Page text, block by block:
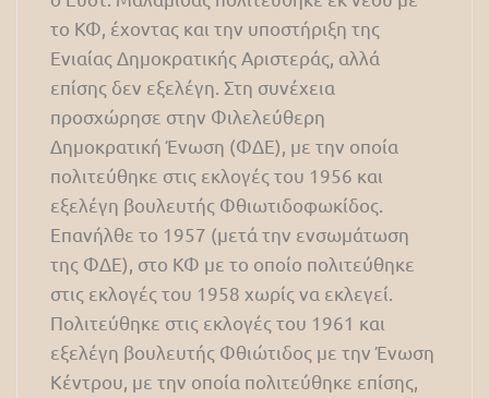
το ΚΦ, έχοντας και την υποστήριξη της
Ενιαίας Δημοκρατικής Αριστεράς, αλλά
επίσης δεν εξελέγη. Στη συνέχεια
προσχώρησε στην Φιλελεύθερη
Δημοκρατική Ένωση (ΦΔΕ), με την οποία
πολιτεύθηκε στις εκλογές του 1956 και
εξελέγη βουλευτής Φθιωτιδοφωκίδος.
Επανήλθε το 1957 (μετά την ενσωμάτωση
της ΦΔΕ), στο ΚΦ με το οποίο πολιτεύθηκε
στις εκλογές του 1958 χωρίς να εκλεγεί.
Πολιτεύθηκε στις εκλογές του 1961 και
εξελέγη βουλευτής Φθιώτιδος με την Ένωση
Κέντρου, με την οποία πολιτεύθηκε επίσης,